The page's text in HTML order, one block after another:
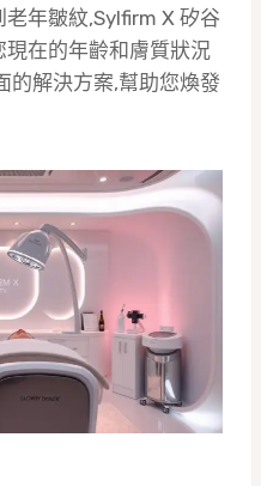
年皺紋,Sylfirm X 矽谷
在的年齡和膚質狀況
的解決方案,幫助您煥發